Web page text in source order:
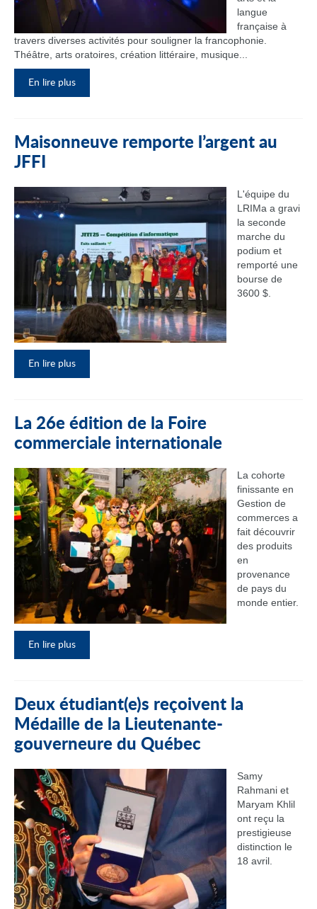
langue
française à
travers diverses activités pour souligner la francophonie.
Théâtre, arts oratoires, création littéraire, musique...
En lire plus
Maisonneuve remporte l’argent au
JFFI
L'équipe du
LRIMa a gravi
la seconde
marche du
podium et
remporté une
bourse de
3600 $.
En lire plus
La 26e édition de la Foire
commerciale internationale
La cohorte
finissante en
Gestion de
commerces a
fait découvrir
des produits
en
provenance
de pays du
monde entier.
En lire plus
Deux étudiant(e)s reçoivent la
Médaille de la Lieutenante-
gouverneure du Québec
Samy
Rahmani et
Maryam Khlil
ont reçu la
prestigieuse
distinction le
18 avril.